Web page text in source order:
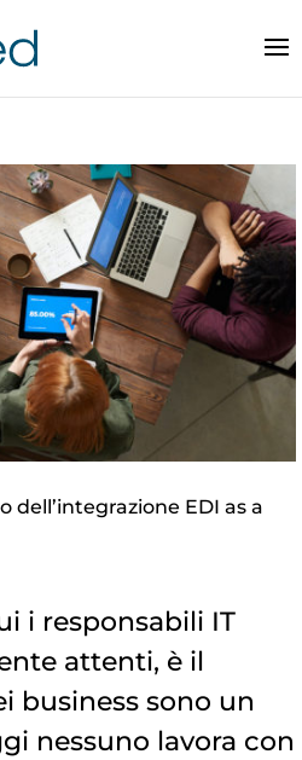
dell’integrazione EDI as a
i responsabili IT
attenti, è il
business sono un
nessuno lavora con